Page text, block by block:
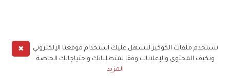
✖
نستخدم ملفات الكوكيز لنسهل عليك استخدام موقعنا الإلكتروني
ونكيف المحتوى والإعلانات وفقا لمتطلباتك واحتياجاتك الخاصة
المزيد